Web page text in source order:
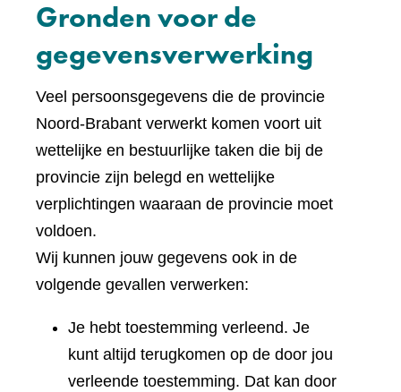
Gronden voor de
gegevensverwerking
Veel persoonsgegevens die de provincie
Noord-Brabant verwerkt komen voort uit
wettelijke en bestuurlijke taken die bij de
provincie zijn belegd en wettelijke
verplichtingen waaraan de provincie moet
voldoen.
Wij kunnen jouw gegevens ook in de
volgende gevallen verwerken:
Je hebt toestemming verleend. Je
kunt altijd terugkomen op de door jou
verleende toestemming. Dat kan door